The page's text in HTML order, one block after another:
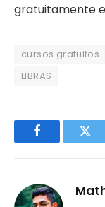
gratuitamente
cursos gratuitos
LIBRAS
Facebook